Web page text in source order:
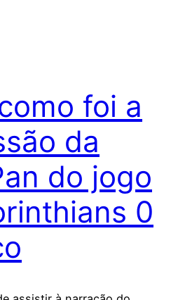
foi a
da
do jogo
0